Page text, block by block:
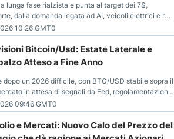
lunga fase rialzista e punta al target dei 7$,
dalla domanda legata ad AI, veicoli elettrici e reti
produttivo dal 2028.
10:26 GMT0
Bitcoin/Usd: Estate Laterale e
Atteso a Fine Anno
dopo un 2026 difficile, con BTC/USD stabile sopra il
in attesa di segnali da Fed, regolamentazione
09:46 GMT0
e Mercati: Nuovo Calo del Prezzo del